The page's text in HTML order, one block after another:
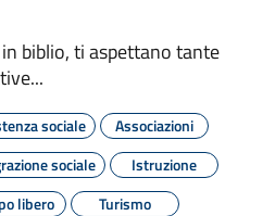
biblio, ti aspettano tante
sociale
Associazioni
sociale
Istruzione
libero
Turismo